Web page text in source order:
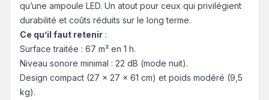
qu’une ampoule LED. Un atout pour ceux qui privilégient
durabilité et coûts réduits sur le long terme.
Ce qu’il faut retenir :
Surface traitée : 67 m² en 1 h.
Niveau sonore minimal : 22 dB (mode nuit).
Design compact (27 x 27 x 61 cm) et poids modéré (9,5
kg).